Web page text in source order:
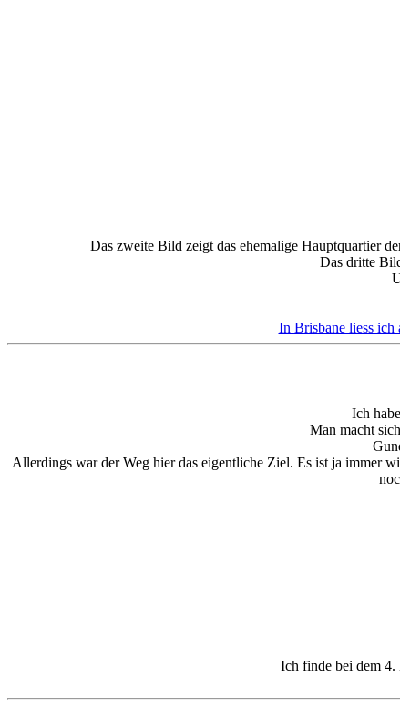
Das zweite Bild zeigt das ehemalige Hauptquartier
Das dritte
In Brisbane liess ich
Ich
Man macht
Allerdings war der Weg hier das eigentliche Ziel. Es ist ja immer
Ich finde bei dem 4.